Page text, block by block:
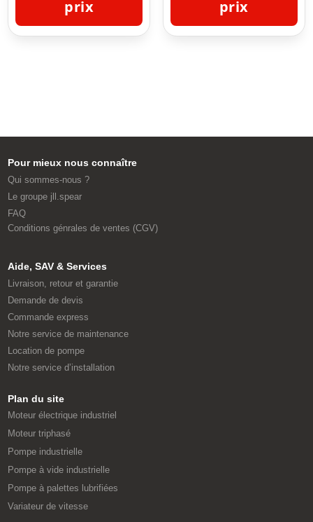
prix
prix
Pour mieux nous connaître
Qui sommes-nous ?
Le groupe jll.spear
FAQ
Conditions génrales de ventes (CGV)
Aide, SAV & Services
Livraison, retour et garantie
Demande de devis
Commande express
Notre service de maintenance
Location de pompe
Notre service d’installation
Plan du site
Moteur électrique industriel
Moteur triphasé
Pompe industrielle
Pompe à vide industrielle
Pompe à palettes lubrifiées
Variateur de vitesse